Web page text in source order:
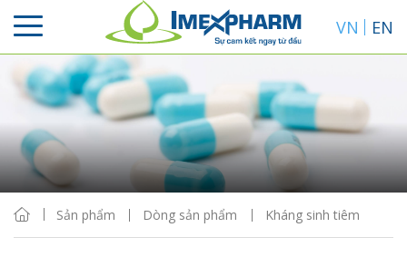
VN EN
Sản phẩm Dòng sản phẩm Kháng sinh tiêm
Sắp xếp
Hiển thị